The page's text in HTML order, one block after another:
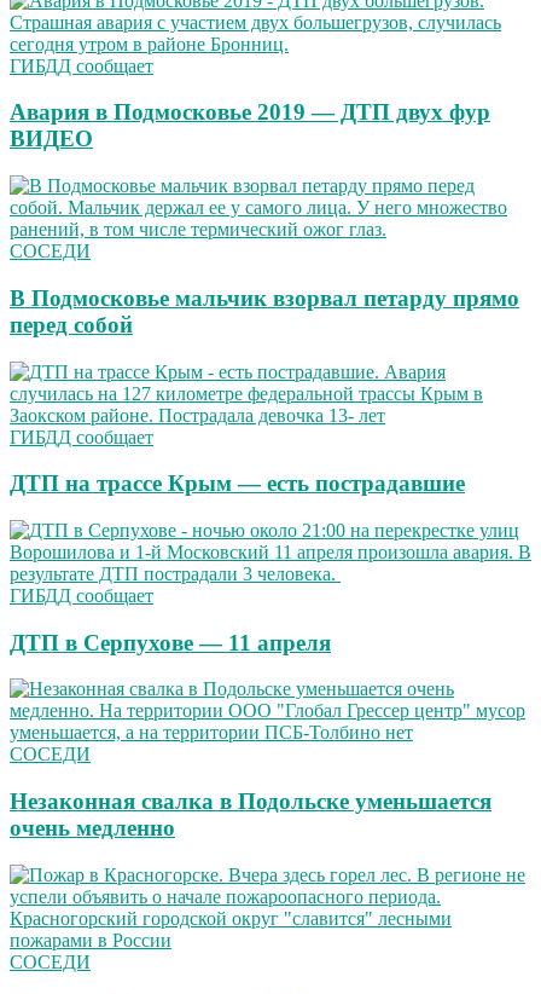
ГИБДД сообщает
Авария в Подмосковье 2019 — ДТП двух фур
ВИДЕО
СОСЕДИ
В Подмосковье мальчик взорвал петарду прямо
перед собой
ГИБДД сообщает
ДТП на трассе Крым — есть пострадавшие
ГИБДД сообщает
ДТП в Серпухове — 11 апреля
СОСЕДИ
Незаконная свалка в Подольске уменьшается
очень медленно
СОСЕДИ